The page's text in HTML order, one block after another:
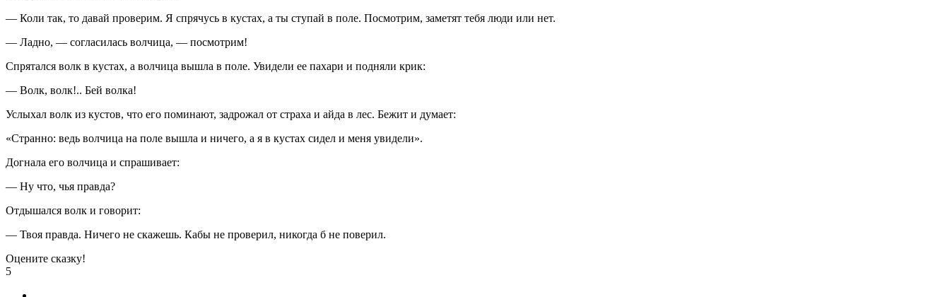
— Коли так, то давай проверим. Я спрячусь в кустах, а ты ступай в поле. Посмотрим, заметят тебя люди или нет.
— Ладно, — согласилась волчица, — посмотрим!
Спрятался волк в кустах, а волчица вышла в поле. Увидели ее пахари и подняли крик:
— Волк, волк!.. Бей волка!
Услыхал волк из кустов, что его поминают, задрожал от страха и айда в лес. Бежит и думает:
«Странно: ведь волчица на поле вышла и ничего, а я в кустах сидел и меня увидели».
Догнала его волчица и спрашивает:
— Ну что, чья правда?
Отдышался волк и говорит:
— Твоя правда. Ничего не скажешь. Кабы не проверил, никогда б не поверил.
Оцените сказку!
5